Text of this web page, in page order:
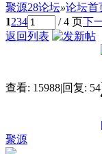
聚源28论坛»论坛首
1234 / 4 页下
返回列表
查看: 15988|回复: 54
聚源